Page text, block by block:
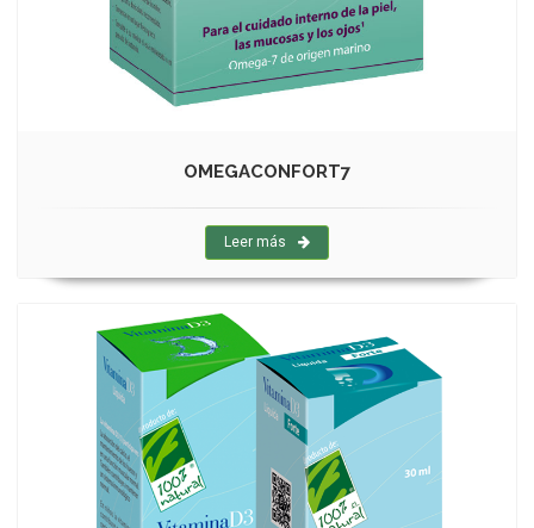
OMEGACONFORT7
Leer más